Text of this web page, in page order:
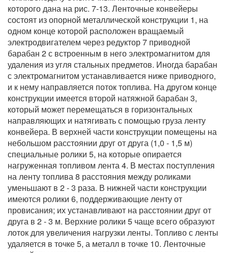
которого дана на рис. 7-13. Ленточные конвейеры
состоят из опорной металлической конструкции 1, на
одном конце которой расположен вращаемый
электродвигателем через редуктор 7 приводной
барабан 2 с встроенным в него электромагнитом для
удаления из угля стальных предметов. Иногда барабан
с электромагнитом устанавливается ниже приводного,
и к нему направляется поток топлива. На другом конце
конструкции имеется второй натяжной барабан 3,
который может перемещаться в горизонтальных
направляющих и натягивать с помощью груза ленту
конвейера. В верхней части конструкции помещены на
небольшом расстоянии друг от друга (1,0 - 1,5 м)
специальные ролики 5, на которые опирается
нагруженная топливом лента 4. В местах поступления
на ленту топлива 8 расстояния между роликами
уменьшают в 2 - 3 раза. В нижней части конструкции
имеются ролики 6, поддерживающие ленту от
провисания; их устанавливают на расстоянии друг от
друга в 2 - 3 м. Верхние ролики 5 чаще всего образуют
лоток для увеличения нагрузки ленты. Топливо с ленты
удаляется в точке 5, а металл в точке 10. Ленточные